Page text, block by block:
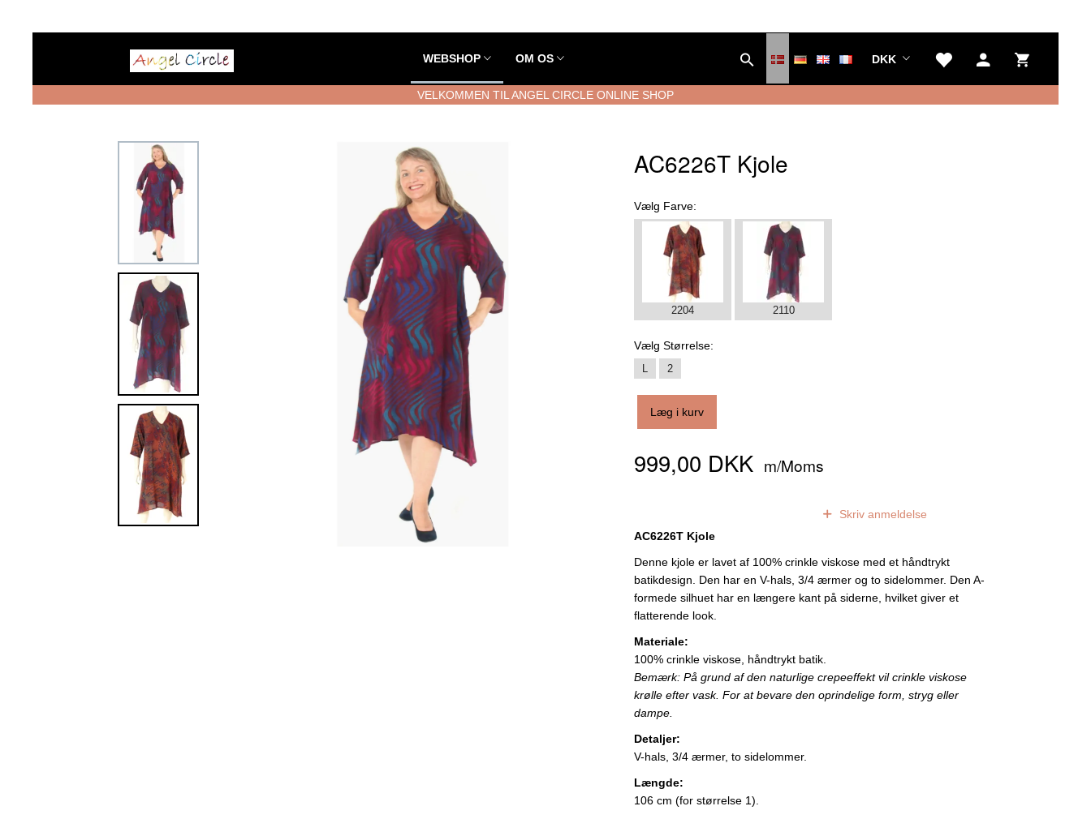
WEBSHOP OM OS DKK
VELKOMMEN TIL ANGEL CIRCLE ONLINE SHOP
AC6226T Kjole
Vælg Farve:
2204 2110
Vælg Størrelse:
L 2
Læg i kurv
999,00 DKK m/Moms
Skriv anmeldelse
AC6226T Kjole
Denne kjole er lavet af 100% crinkle viskose med et håndtrykt
batikdesign. Den har en V-hals, 3/4 ærmer og to sidelommer. Den A-
formede silhuet har en længere kant på siderne, hvilket giver et
flatterende look.
Materiale:
100% crinkle viskose, håndtrykt batik.
Bemærk: På grund af den naturlige crepeeffekt vil crinkle viskose
krølle efter vask. For at bevare den oprindelige form, stryg eller
dampe.
Detaljer:
V-hals, 3/4 ærmer, to sidelommer.
Længde:
106 cm (for størrelse 1).